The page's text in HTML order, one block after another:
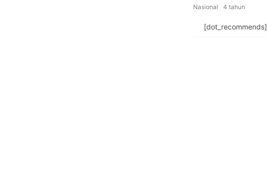
Nasional 4 tahun
[dot_recommends]